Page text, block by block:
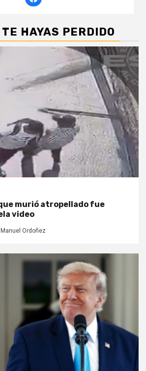
HAYAS PERDIDO
murió atropellado fue
video
Manuel Ordoñez